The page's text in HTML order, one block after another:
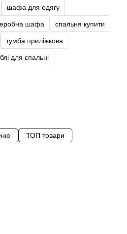
шафа для одягу
шафа спальня купити
тумба приліжкова
для спальні
ТОП товари